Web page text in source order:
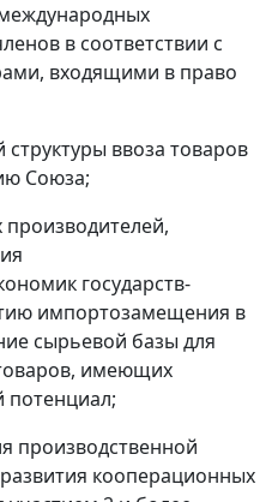
в соответствии с
входящими в право
ввоза товаров
Союза;
государств-
импортозамещения в
сырьевой базы для
имеющих
потенциал;
производственной
кооперационных